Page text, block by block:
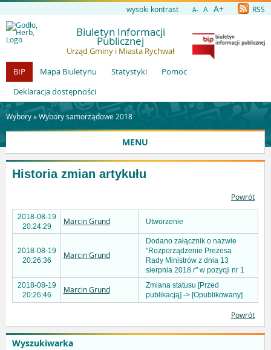
wysoki kontrast A- A A+ RSS
Biuletyn Informacji
Publicznej
Urząd Gminy i Miasta Rychwał
BIP
Mapa Biuletynu Statystyki
Pomoc
Deklaracja dostępności
Wybory »Wybory samorządowe 2018
MENU
Wyszukiwarka
Historia zmian artykułu
Powrót
2018-08-19
20:24:29
Marcin Grund Utworzenie
2018-08-19
20:26:36
Marcin Grund
Dodano załącznik o nazwie
"Rozporządzenie Prezesa
Rady Ministrów z dnia 13
sierpnia 2018 r" w pozycji nr 1
2018-08-19
20:26:46
Marcin Grund
Zmiana statusu [Przed
publikacją] -> [Opublikowany]
Powrót